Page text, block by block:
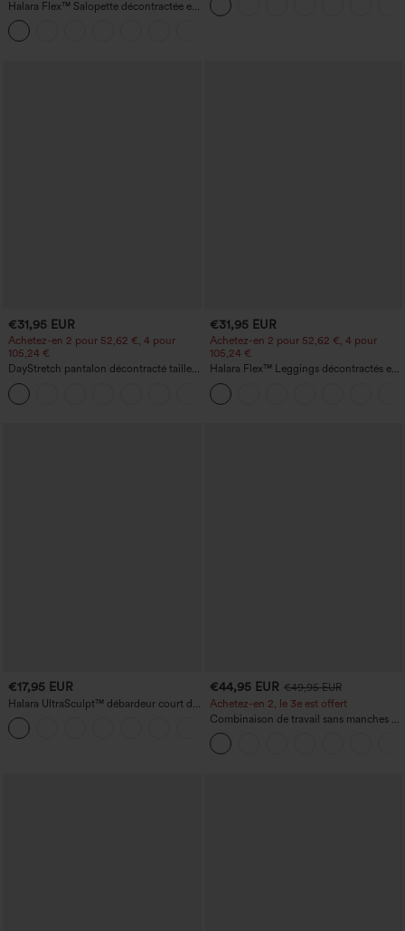
Halara Flex™ Salopette décontractée en
denim lavé à encolure en V avec poche
ouverture pour le pouce, ourlet arrondi
haut-bas, séchage rapide, soutien-gorge
€31,95 EUR
Achetez-en 2 pour 52,62 €, 4 pour
105,24 €
DayStretch pantalon décontracté taille
haute à jambe en forme de tonneau
avec poches
€31,95 EUR
Achetez-en 2 pour 52,62 €, 4 pour
105,24 €
Halara Flex™ Leggings décontractés en
jean à taille haute avec poches
€17,95 EUR
Halara UltraSculpt™ débardeur court de
yoga dos nu torsadé à bretelles doubles
€44,95 EUR €49,95 EUR
Achetez-en 2, le 3e est offert
Combinaison de travail sans manches à
encolure bateau, côtés noués, toucher
frais, rayée, avec poches — Édition Easy
Peezy